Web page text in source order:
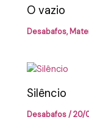
O vazio
Desabafos,
Silêncio
Desabafos/20/